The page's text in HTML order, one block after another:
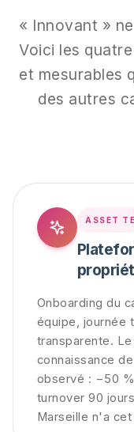
« Innovant »
Voici les
et mesurables
des autres
ASSET
Onboarding du
équipe, journée
transparente.
connaissance
observé : −50
turnover 90
Marseille n'a